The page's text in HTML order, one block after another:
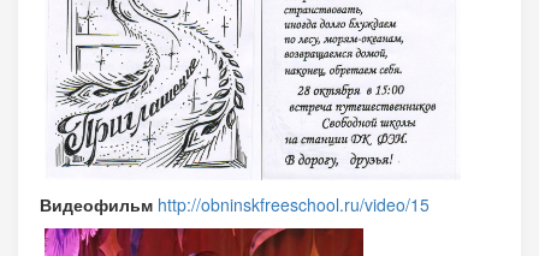
Видеофильм http://obninskfreeschool.ru/video/15